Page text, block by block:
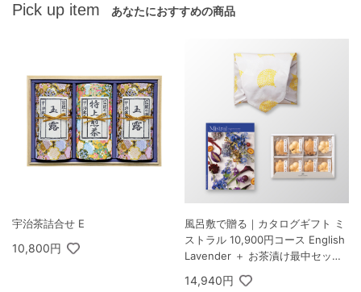
Pick up item あなたにおすすめの商品
宇治茶詰合せ E
10,800円
風呂敷で贈る｜カタログギフト ミ
ストラル 10,900円コース English
Lavender ＋ お茶漬け最中セット
14,940円